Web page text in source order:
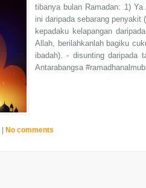
tibanya bulan Ramadan: 1)
ini daripada sebarang penyakit
kepadaku kelapangan
Allah, berilahkanlah bagiku
ibadah). - disunting daripada
Antarabangsa
| No comments